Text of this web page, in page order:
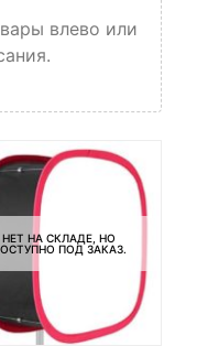
влево или
НЕТ НА СКЛАДЕ, НО
ПОД ЗАКАЗ.